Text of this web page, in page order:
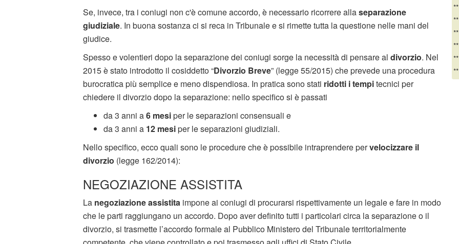
Se, invece, tra i coniugi non c'è comune accordo, è necessario ricorrere allaseparazione
giudiziale. In buona sostanza ci si reca in Tribunale e si rimette tutta la questione nelle mani del
giudice.
Spesso e volentieri dopo la separazione dei coniugi sorge la necessità di pensare al divorzio. Nel
2015 è stato introdotto il cosiddetto “Divorzio Breve” (legge 55/2015) che prevede una procedura
burocratica più semplice e meno dispendiosa. In pratica sono stati ridotti i tempitecnici per
chiedere il divorzio dopo la separazione: nello specifico si è passati
da 3 anni a6 mesiper le separazioni consensuali e
da 3 anni a 12 mesiper le separazioni giudiziali.
Nello specifico, ecco quali sono le procedure che è possibile intraprendere pervelocizzare il
divorzio (legge 162/2014):
NEGOZIAZIONE ASSISTITA
La negoziazione assistita impone ai coniugi di procurarsi rispettivamente un legale e fare in modo
che le parti raggiungano un accordo. Dopo aver definito tutti i particolari circa la separazione o il
divorzio, si trasmette l’accordo formale al Pubblico Ministero del Tribunale territorialmente
**
**
**
**
**
**